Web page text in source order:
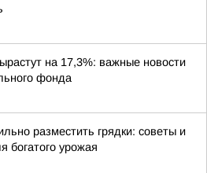
на 17,3%: важные новости
фонда
разместить грядки: советы и
богатого урожая